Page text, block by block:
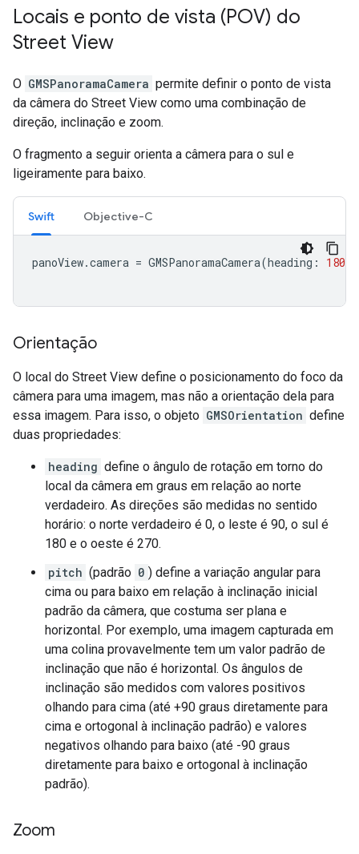
Locais e ponto de vista (POV) do
Street View
O GMSPanoramaCamera permite definir o ponto de vista
da câmera do Street View como uma combinação de
direção, inclinação e zoom.
O fragmento a seguir orienta a câmera para o sul e
ligeiramente para baixo.
Swift Objective-C
panoView.camera = GMSPanoramaCamera(heading : 180
Orientação
O local do Street View define o posicionamento do foco da
câmera para uma imagem, mas não a orientação dela para
essa imagem. Para isso, o objeto GMSOrientation define
duas propriedades:
heading define o ângulo de rotação em torno do
local da câmera em graus em relação ao norte
verdadeiro. As direções são medidas no sentido
horário: o norte verdadeiro é 0, o leste é 90, o sul é
180 e o oeste é 270.
pitch (padrão 0 ) define a variação angular para
cima ou para baixo em relação à inclinação inicial
padrão da câmera, que costuma ser plana e
horizontal. Por exemplo, uma imagem capturada em
uma colina provavelmente tem um valor padrão de
inclinação que não é horizontal. Os ângulos de
inclinação são medidos com valores positivos
olhando para cima (até +90 graus diretamente para
cima e ortogonal à inclinação padrão) e valores
negativos olhando para baixo (até -90 graus
diretamente para baixo e ortogonal à inclinação
padrão).
Zoom